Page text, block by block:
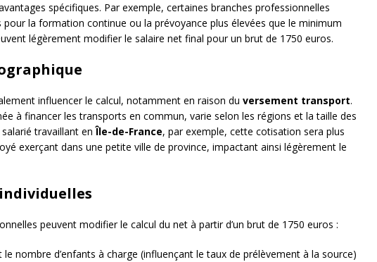
spécifiques. Par exemple, certaines branches professionnelles
la formation continue ou la prévoyance plus élevées que le minimum
légèrement modifier le salaire net final pour un brut de 1750 euros.
influencer le calcul, notamment en raison du versement transport.
à financer les transports en commun, varie selon les régions et la taille des
travaillant enÎle-de-France, par exemple, cette cotisation sera plus
exerçant dans une petite ville de province, impactant ainsi légèrement le
peuvent modifier le calcul du net à partir d’un brut de 1750 euros :
nombre d’enfants à charge (influençant le taux de prélèvement à la source)